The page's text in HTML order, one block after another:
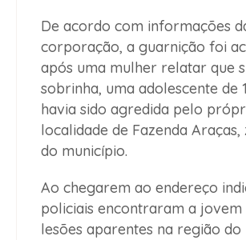
De acordo com informações
corporação, a guarnição foi
após uma mulher relatar que
sobrinha, uma adolescente de
havia sido agredida pelo
localidade de Fazenda
do município.
Ao chegarem ao endereço
policiais encontraram a jovem
lesões aparentes na região do